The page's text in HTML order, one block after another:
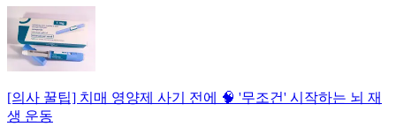
[의사 꿀팁] 치매 영양제 사기 전에 🧠 '무조건' 시작하는 뇌 재
생 운동